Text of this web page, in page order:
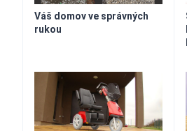
Váš domov ve správných
rukou